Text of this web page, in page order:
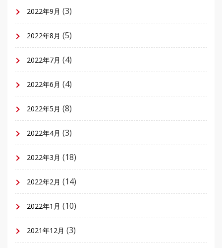
2022年9月 (3)
2022年8月 (5)
2022年7月 (4)
2022年6月 (4)
2022年5月 (8)
2022年4月 (3)
2022年3月 (18)
2022年2月 (14)
2022年1月 (10)
2021年12月 (3)